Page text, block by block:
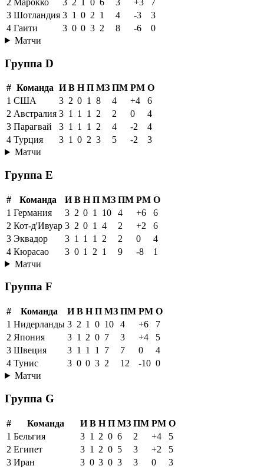
3 Шотландия 3 1 0 2 1 4 -3
3
4 Гаити 3 0 0 3 2 8 -6
0
Матчи
Группа D
# Команда И В Н П МЗ ПМ РМ О
1 США 3 2 0 1 8 4 +4
6
2 Австралия 3 1 1 1 2 2 0
4
3 Парагвай 3 1 1 1 2 4 -2
4
4 Турция 3 1 0 2 3 5 -2
3
Матчи
Группа E
# Команда И В Н П МЗ ПМ РМ О
1 Германия 3 2 0 1 10 4 +6
6
2 Кот-д'Ивуар 3 2 0 1 4 2 +2
6
3 Эквадор 3 1 1 1 2 2 0
4
4 Кюрасао 3 0 1 2 1 9 -8
1
Матчи
Группа F
# Команда И В Н П МЗ ПМ РМ О
1 Нидерланды 3 2 1 0 10 4 +6
7
2 Япония 3 1 2 0 7 3 +4
5
3 Швеция 3 1 1 1 7 7 0
4
4 Тунис 3 0 0 3 2 12 -10 0
Матчи
Группа G
# Команда И В Н П МЗ ПМ РМ О
1 Бельгия 3 1 2 0 6 2 +4
5
2 Египет 3 1 2 0 5 3 +2
5
3 Иран 3 0 3 0 3 3 0
3